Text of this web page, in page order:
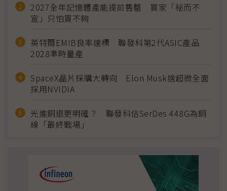
2027全年記憶體產能提前售罄 買家「祕而不
宣」只怕買不夠
英特爾EMIB良率達標 聯發科第2代ASIC產品
2028準時量產
SpaceX晶片採購大轉向 Elon Musk捨超微全面
採用NVIDIA
光進銅退更明確？ 聯發科估SerDes 448G為銅
線「最終戰場」